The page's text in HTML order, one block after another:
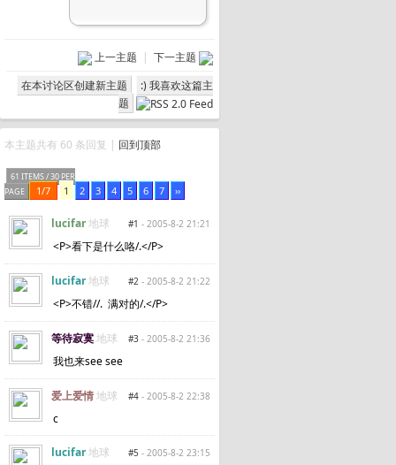
上一主题 | 下一主题
在本讨论区创建新主题
:) 我喜欢这篇主
题
本主题共有 60 条回复 | 回到顶部
61 ITEMS / 30 PER
PAGE
1/7 1 2 3 4 5 6 7 ››
#1 - 2005-8-2 21:21
lucifar地球
<P>看下是什么咯/.</P>
#2 - 2005-8-2 21:22
lucifar地球
<P>不错//. 满对的/.</P>
#3 - 2005-8-2 21:36
等待寂寞地球
我也来see see
#4 - 2005-8-2 22:38
爱上爱情地球
c
#5 - 2005-8-2 23:15
lucifar地球